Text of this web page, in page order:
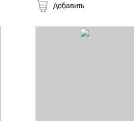
Добавить